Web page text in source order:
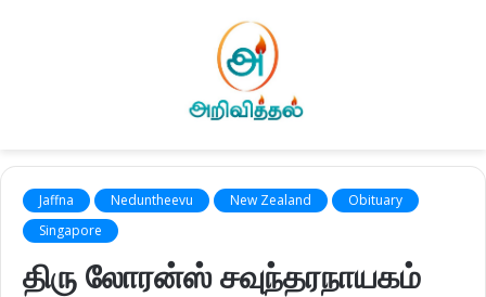
Jaffna Neduntheevu New Zealand
Obituary
Singapore
திரு லோரன்ஸ் சவுந்தரநாயகம்